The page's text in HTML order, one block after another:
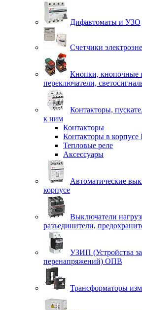
Дифавтоматы и УЗО
Счетчики
Кнопки, кнопочные
переключатели,
Контакторы,
к ним
Контакторы
Контакторы в корпусе
Тепловые реле
Аксессуары
Автоматические
корпусе
Выключатели
разъединители,
УЗИП (Устройства
перенапряжений) ОПВ
Трансформаторы